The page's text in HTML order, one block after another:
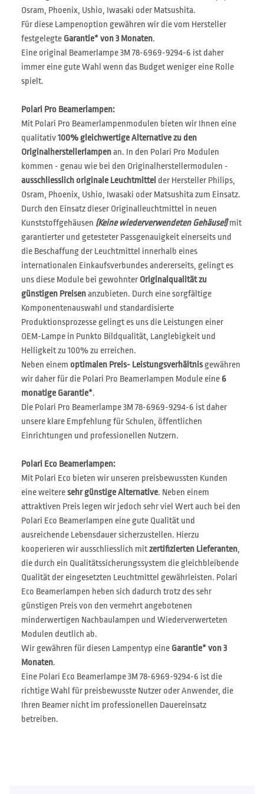
Osram, Phoenix, Ushio, Iwasaki oder Matsushita.
Für diese Lampenoption gewähren wir die vom Hersteller
festgelegte Garantie* von 3 Monaten.
Eine original Beamerlampe 3M 78-6969-9294-6 ist daher
immer eine gute Wahl wenn das Budget weniger eine Rolle
spielt.
Polari Pro Beamerlampen:
Mit Polari Pro Beamerlampenmodulen bieten wir Ihnen eine
qualitativ100% gleichwertige Alternative zu den
Originalherstellerlampenan. In den Polari Pro Modulen
kommen - genau wie bei den Originalherstellermodulen -
ausschliesslich originale Leuchtmittel der Hersteller Philips,
Osram, Phoenix, Ushio, Iwasaki oder Matsushita zum Einsatz.
Durch den Einsatz dieser Originalleuchtmittel in neuen
Kunststoffgehäusen (Keine wiederverwendeten Gehäuse!)mit
garantierter und getesteter Passgenauigkeit einerseits und
die Beschaffung der Leuchtmittel innerhalb eines
internationalen Einkaufsverbundes andererseits, gelingt es
uns diese Module bei gewohnter Originalqualität zu
günstigen Preisenanzubieten. Durch eine sorgfältige
Komponentenauswahl und standardisierte
Produktionsprozesse gelingt es uns die Leistungen einer
OEM-Lampe in Punkto Bildqualität, Langlebigkeit und
Helligkeit zu 100% zu erreichen.
Neben einem optimalen Preis- Leistungsverhältnisgewähren
wir daher für die Polari Pro Beamerlampen Module eine 6
monatige Garantie*.
Die Polari Pro Beamerlampe 3M 78-6969-9294-6 ist daher
unsere klare Empfehlung für Schulen, öffentlichen
Einrichtungen und professionellen Nutzern.
Polari Eco Beamerlampen:
Mit Polari Eco bieten wir unseren preisbewussten Kunden
eine weiteresehr günstige Alternative. Neben einem
attraktiven Preis legen wir jedoch sehr viel Wert auch bei den
Polari Eco Beamerlampen eine gute Qualität und
ausreichende Lebensdauer sicherzustellen. Hierzu
kooperieren wir ausschliesslich mitzertifizierten Lieferanten,
die durch ein Qualitätssicherungssystem die gleichbleibende
Qualität der eingesetzten Leuchtmittel gewährleisten. Polari
Eco Beamerlampen heben sich dadurch trotz des sehr
günstigen Preis von den vermehrt angebotenen
minderwertigen Nachbaulampen und Wiederverwerteten
Modulen deutlich ab.
Wir gewähren für diesen Lampentyp eine Garantie* von 3
Monaten.
Eine Polari Eco Beamerlampe 3M 78-6969-9294-6 ist die
richtige Wahl für preisbewusste Nutzer oder Anwender, die
Ihren Beamer nicht im professionellen Dauereinsatz
betreiben.